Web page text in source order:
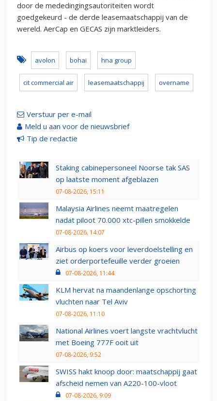
door de mededingingsautoriteiten wordt
goedgekeurd - de derde leasemaatschappij van de
wereld. AerCap en GECAS zijn marktleiders.
avolon bohai hna group
cit commercial air leasemaatschappij overname
Verstuur per e-mail
Meld u aan voor de nieuwsbrief
Tip de redactie
Staking cabinepersoneel Noorse tak SAS
op laatste moment afgeblazen
07-08-2026, 15:11
Malaysia Airlines neemt maatregelen
nadat piloot 70.000 xtc-pillen smokkelde
07-08-2026, 14:07
Airbus op koers voor leverdoelstelling en
ziet orderportefeuille verder groeien
07-08-2026, 11:44
KLM hervat na maandenlange opschorting
vluchten naar Tel Aviv
07-08-2026, 11:10
National Airlines voert langste vrachtvlucht
met Boeing 777F ooit uit
07-08-2026, 9:52
SWISS hakt knoop door: maatschappij gaat
afscheid nemen van A220-100-vloot
07-08-2026, 9:09